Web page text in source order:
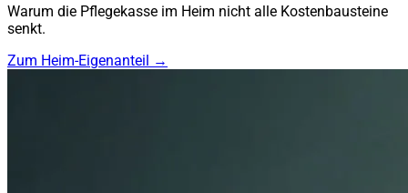
Warum die Pflegekasse im Heim nicht alle Kostenbausteine
senkt.
Zum Heim-Eigenanteil →